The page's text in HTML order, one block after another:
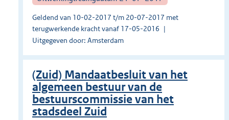
Geldend van 10-02-2017 t/m 20-07-2017 met
terugwerkende kracht vanaf 17-05-2016
Uitgegeven door: Amsterdam
(Zuid) Mandaatbesluit van het
algemeen bestuur van de
bestuurscommissie van het
stadsdeel Zuid